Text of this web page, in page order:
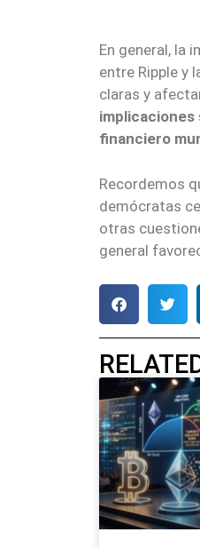
En general, la
entre Ripple y
claras y
implicaciones
financiero
Recordemos
demócratas
otras
general